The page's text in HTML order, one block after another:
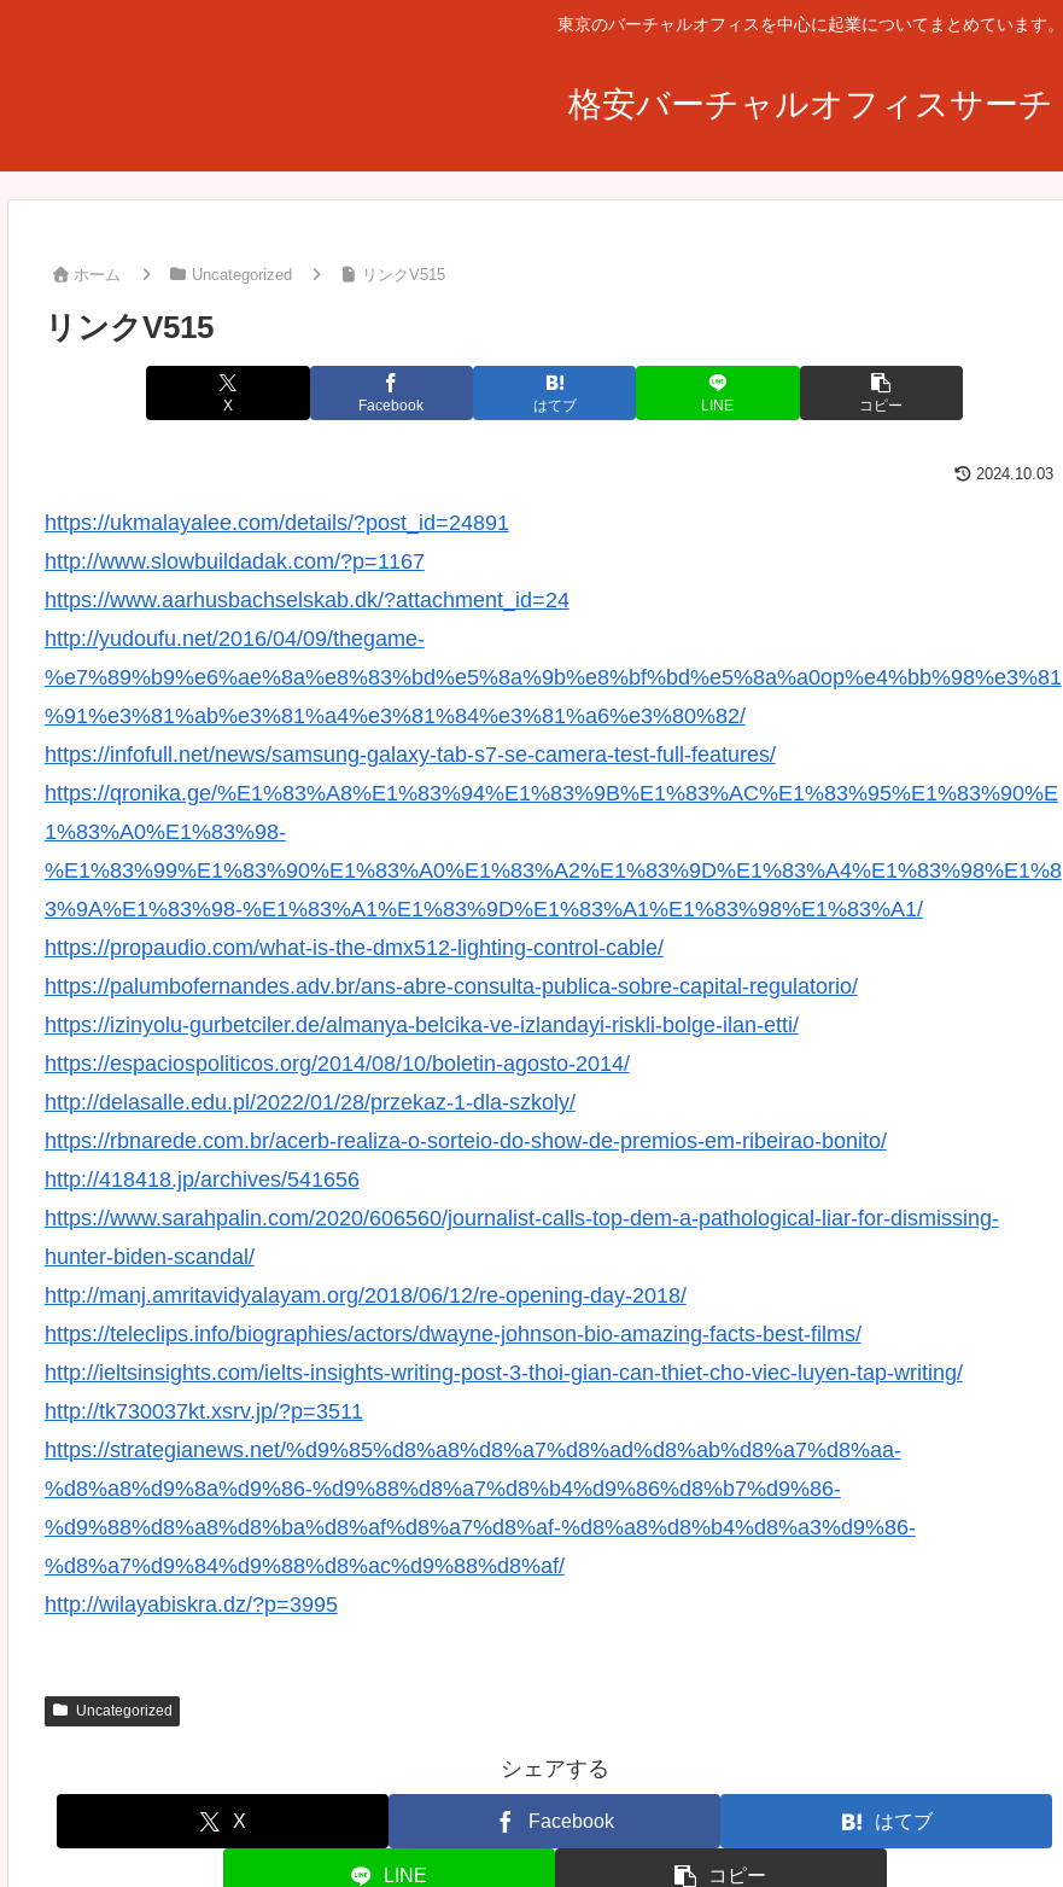
東京のバーチャルオフィスを中心に起業についてまとめています。
格安バーチャルオフィスサーチ
ホーム Uncategorized リンクV515
リンクV515
X Facebook はてブ LINE コピー
2024.10.03
https://ukmalayalee.com/details/?post_id=24891
http://www.slowbuildadak.com/?p=1167
https://www.aarhusbachselskab.dk/?attachment_id=24
http://yudoufu.net/2016/04/09/thegame-
%e7%89%b9%e6%ae%8a%e8%83%bd%e5%8a%9b%e8%bf%bd%e5%8a%a0op%e4%bb%98%e3%81
%91%e3%81%ab%e3%81%a4%e3%81%84%e3%81%a6%e3%80%82/
https://infofull.net/news/samsung-galaxy-tab-s7-se-camera-test-full-features/
https://qronika.ge/%E1%83%A8%E1%83%94%E1%83%9B%E1%83%AC%E1%83%95%E1%83%90%E
1%83%A0%E1%83%98-
%E1%83%99%E1%83%90%E1%83%A0%E1%83%A2%E1%83%9D%E1%83%A4%E1%83%98%E1%8
3%9A%E1%83%98-%E1%83%A1%E1%83%9D%E1%83%A1%E1%83%98%E1%83%A1/
https://propaudio.com/what-is-the-dmx512-lighting-control-cable/
https://palumbofernandes.adv.br/ans-abre-consulta-publica-sobre-capital-regulatorio/
https://izinyolu-gurbetciler.de/almanya-belcika-ve-izlandayi-riskli-bolge-ilan-etti/
https://espaciospoliticos.org/2014/08/10/boletin-agosto-2014/
http://delasalle.edu.pl/2022/01/28/przekaz-1-dla-szkoly/
https://rbnarede.com.br/acerb-realiza-o-sorteio-do-show-de-premios-em-ribeirao-bonito/
http://418418.jp/archives/541656
https://www.sarahpalin.com/2020/606560/journalist-calls-top-dem-a-pathological-liar-for-dismissing-
hunter-biden-scandal/
http://manj.amritavidyalayam.org/2018/06/12/re-opening-day-2018/
https://teleclips.info/biographies/actors/dwayne-johnson-bio-amazing-facts-best-films/
http://ieltsinsights.com/ielts-insights-writing-post-3-thoi-gian-can-thiet-cho-viec-luyen-tap-writing/
http://tk730037kt.xsrv.jp/?p=3511
https://strategianews.net/%d9%85%d8%a8%d8%a7%d8%ad%d8%ab%d8%a7%d8%aa-
%d8%a8%d9%8a%d9%86-%d9%88%d8%a7%d8%b4%d9%86%d8%b7%d9%86-
%d9%88%d8%a8%d8%ba%d8%af%d8%a7%d8%af-%d8%a8%d8%b4%d8%a3%d9%86-
%d8%a7%d9%84%d9%88%d8%ac%d9%88%d8%af/
http://wilayabiskra.dz/?p=3995
Uncategorized
シェアする
X Facebook はてブ
LINE コピー